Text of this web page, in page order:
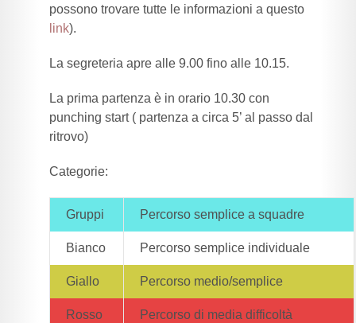
possono trovare tutte le informazioni a questo
link).
La segreteria apre alle 9.00 fino alle 10.15.
La prima partenza è in orario 10.30 con
punching start ( partenza a circa 5’ al passo dal
ritrovo)
Categorie:
Gruppi Percorso semplice a squadre
Bianco Percorso semplice individuale
Giallo Percorso medio/semplice
Rosso Percorso di media difficoltà